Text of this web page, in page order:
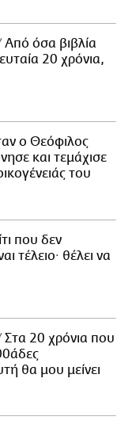
Από όσα βιβλία
20 χρόνια,
ο Θεόφιλος
και τεμάχισε
του
που δεν
τέλειο· θέλει να
Στα 20 χρόνια που
θα μου μείνει